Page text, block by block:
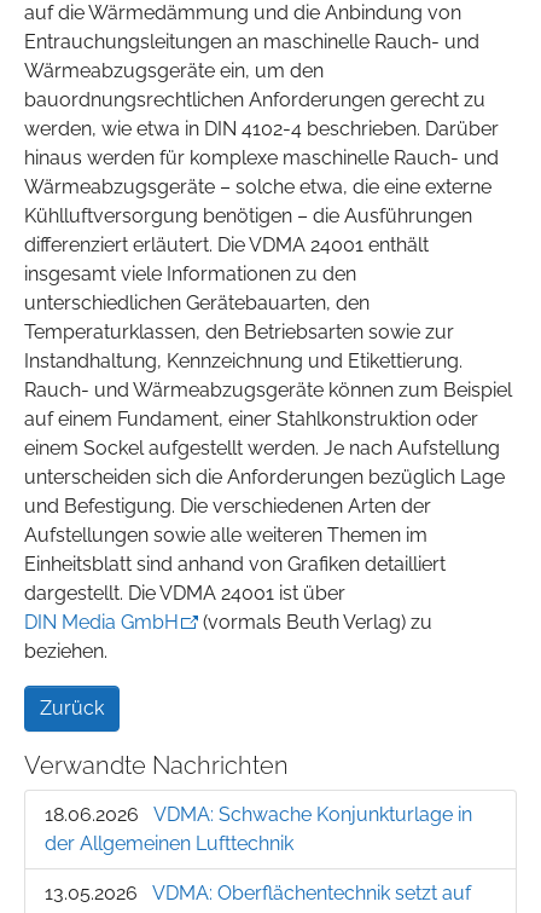
auf die Wärmedämmung und die Anbindung von
Entrauchungsleitungen an maschinelle Rauch- und
Wärmeabzugsgeräte ein, um den
bauordnungsrechtlichen Anforderungen gerecht zu
werden, wie etwa in DIN 4102-4 beschrieben. Darüber
hinaus werden für komplexe maschinelle Rauch- und
Wärmeabzugsgeräte – solche etwa, die eine externe
Kühlluftversorgung benötigen – die Ausführungen
differenziert erläutert. Die VDMA 24001 enthält
insgesamt viele Informationen zu den
unterschiedlichen Gerätebauarten, den
Temperaturklassen, den Betriebsarten sowie zur
Instandhaltung, Kennzeichnung und Etikettierung.
Rauch- und Wärmeabzugsgeräte können zum Beispiel
auf einem Fundament, einer Stahlkonstruktion oder
einem Sockel aufgestellt werden. Je nach Aufstellung
unterscheiden sich die Anforderungen bezüglich Lage
und Befestigung. Die verschiedenen Arten der
Aufstellungen sowie alle weiteren Themen im
Einheitsblatt sind anhand von Grafiken detailliert
dargestellt. Die VDMA 24001 ist über
DIN Media GmbH
(vormals Beuth Verlag) zu
beziehen.
Zurück
Verwandte Nachrichten
18.06.2026
VDMA: Schwache Konjunkturlage in
der Allgemeinen Lufttechnik
13.05.2026
VDMA: Oberflächentechnik setzt auf